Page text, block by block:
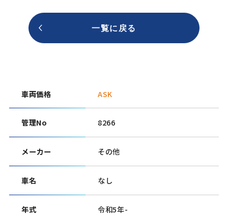
一覧に戻る
車両価格 ASK
管理No 8266
メーカー その他
車名 なし
年式 令和5年-